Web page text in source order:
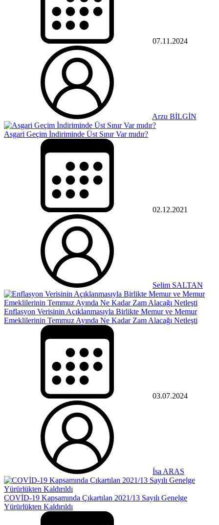
07.11.2024
Arzu BİLGİN
Asgari Geçim İndiriminde Üst Sınır Var mıdır?
02.12.2021
Selim SALTAN
Enflasyon Verisinin Açıklanmasıyla Birlikte Memur ve Memur
Emeklilerinin Temmuz Ayında Ne Kadar Zam Alacağı Netleşti
03.07.2024
İsa ARAS
COVİD-19 Kapsamında Çıkartılan 2021/13 Sayılı Genelge
Yürürlükten Kaldırıldı